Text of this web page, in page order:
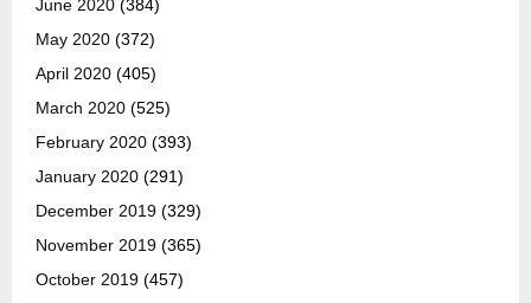
June 2020 (384)
May 2020 (372)
April 2020 (405)
March 2020 (525)
February 2020 (393)
January 2020 (291)
December 2019 (329)
November 2019 (365)
October 2019 (457)